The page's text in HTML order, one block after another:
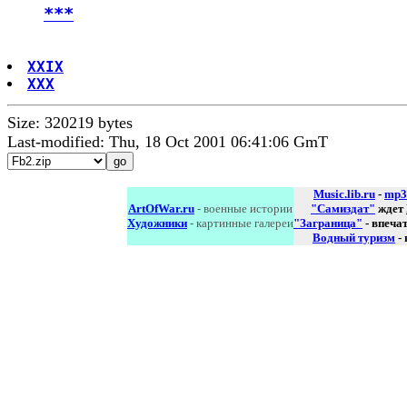
***
XXIX
XXX
Size: 320219 bytes
Last-modified: Thu, 18 Oct 2001 06:41:06 GmT
ArtOfWar.ru - военные истории
Художники - картинные галереи
Music.lib.ru - mp3
"Самиздат" ждет
"Заграница" -
Водный туризм -